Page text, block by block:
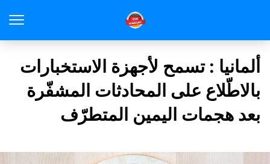
ألمانيا : تسمح لأجهزة الاستخبارات
بالاطّلاع على المحادثات المشفّرة
بعد هجمات اليمين المتطرّف